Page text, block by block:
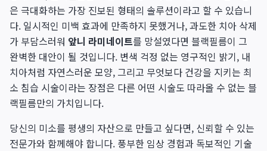
은 극대화하는 가장 진보된 형태의 솔루션이라고 할 수 있습니
다. 일시적인 미백 효과에 만족하지 못했거나, 과도한 치아 삭제
가 부담스러워 앞니 라미네이트를 망설였다면 블랙필름이 그
완벽한 대안이 될 것입니다. 변색 걱정 없는 영구적인 밝기, 내
치아처럼 자연스러운 모양, 그리고 무엇보다 건강을 지키는 최
소 침습 시술이라는 장점은 다른 어떤 시술도 따라올 수 없는 블
랙필름만의 가치입니다.
당신의 미소를 평생의 자산으로 만들고 싶다면, 신뢰할 수 있는
전문가와 함께해야 합니다. 풍부한 임상 경험과 독보적인 기술